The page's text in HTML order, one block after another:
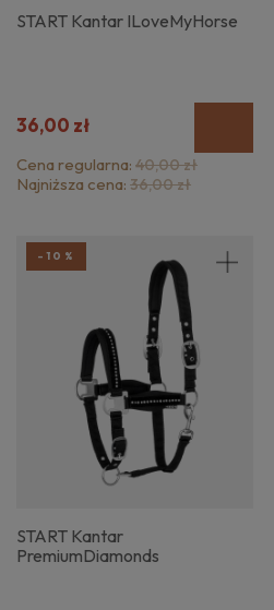
START Kantar ILoveMyHorse
36,00 zł
Cena regularna:40,00 zł
Najniższa cena:36,00 zł
START Kantar
PremiumDiamonds
-10%